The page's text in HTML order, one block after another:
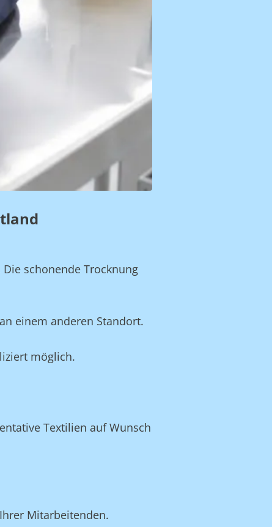
schonende Trocknung
einem anderen Standort.
möglich.
Textilien auf Wunsch
Mitarbeitenden.